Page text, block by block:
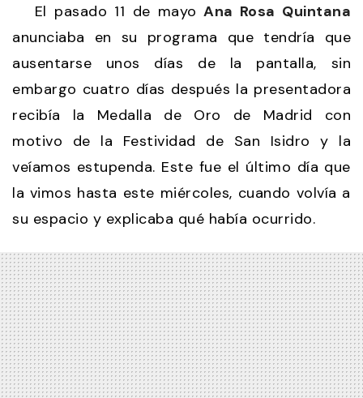
El pasado 11 de mayo Ana Rosa Quintana
anunciaba en su programa que tendría que
ausentarse unos días de la pantalla, sin
embargo cuatro días después la presentadora
recibía la Medalla de Oro de Madrid con
motivo de la Festividad de San Isidro y la
veíamos estupenda. Este fue el último día que
la vimos hasta este miércoles, cuando volvía a
su espacio y explicaba qué había ocurrido.